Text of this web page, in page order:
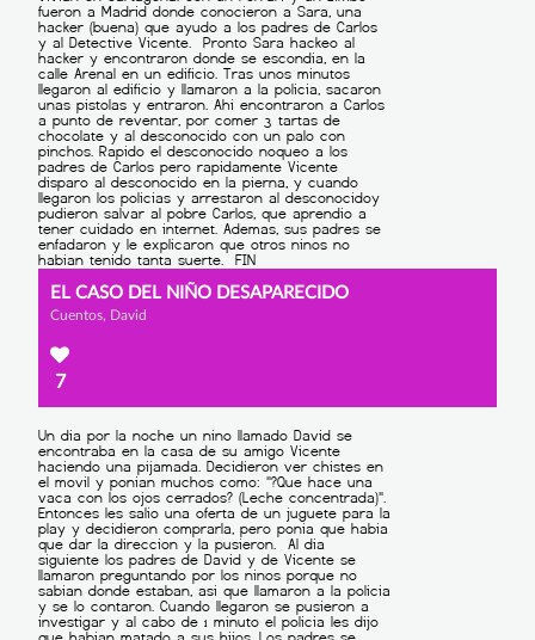
EL CASO DEL NIÑO DESAPARECIDO
Cuentos, David
7